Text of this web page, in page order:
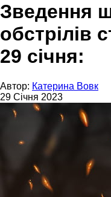
Зведення
обстрілів
29 січня:
Автор: Катерина Вовк
29 Січня 2023